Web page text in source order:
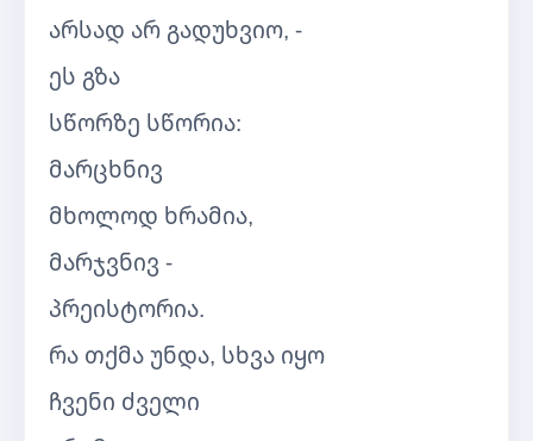
არსად არ გადუხვიო, -
ეს გზა
სწორზე სწორია:
მარცხნივ
მხოლოდ ხრამია,
მარჯვნივ -
პრეისტორია.
რა თქმა უნდა, სხვა იყო
ჩვენი ძველი